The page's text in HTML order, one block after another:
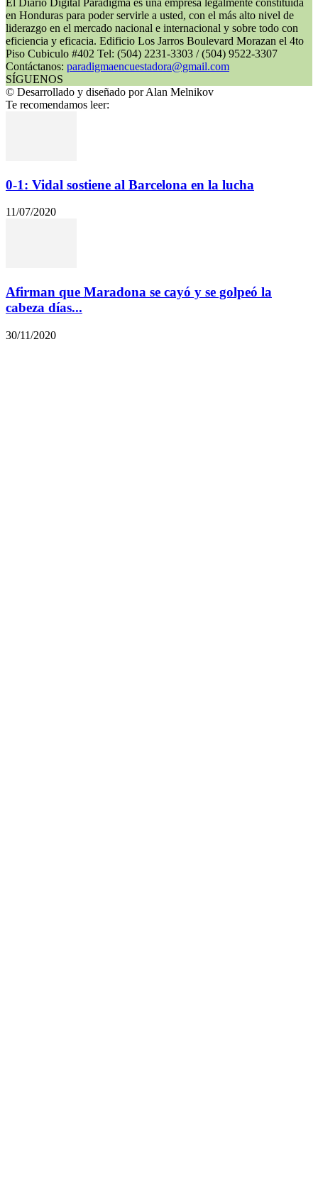
en Honduras para poder servirle a usted, con el más alto nivel de
liderazgo en el mercado nacional e internacional y sobre todo con
eficiencia y eficacia. Edificio Los Jarros Boulevard Morazan el 4to
Piso Cubiculo #402 Tel: (504) 2231-3303 / (504) 9522-3307
Contáctanos: paradigmaencuestadora@gmail.com
SÍGUENOS
© Desarrollado y diseñado por Alan Melnikov
Te recomendamos leer:
0-1: Vidal sostiene al Barcelona en la lucha
11/07/2020
Afirman que Maradona se cayó y se golpeó la
cabeza días...
30/11/2020